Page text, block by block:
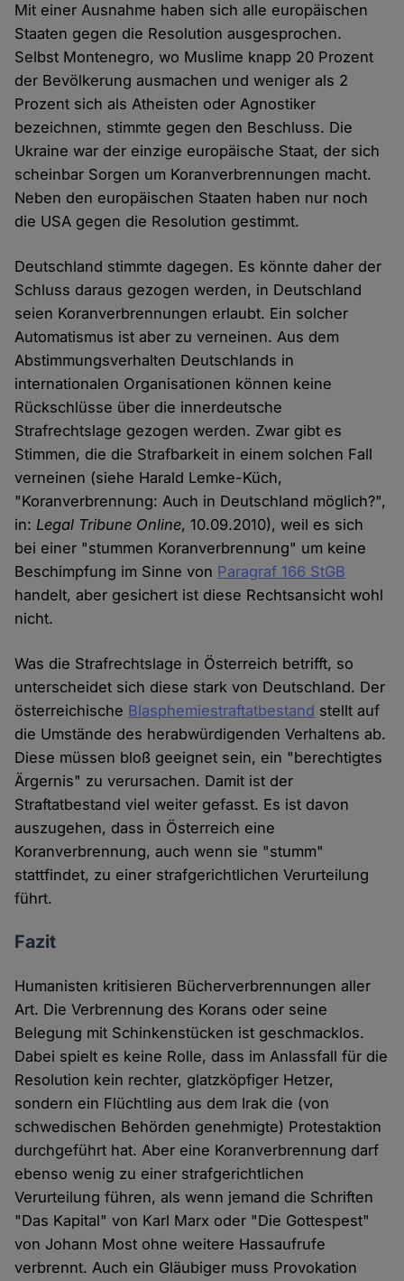
Mit einer Ausnahme haben sich alle europäischen
Staaten gegen die Resolution ausgesprochen.
Selbst Montenegro, wo Muslime knapp 20 Prozent
der Bevölkerung ausmachen und weniger als 2
Prozent sich als Atheisten oder Agnostiker
bezeichnen, stimmte gegen den Beschluss. Die
Ukraine war der einzige europäische Staat, der sich
scheinbar Sorgen um Koranverbrennungen macht.
Neben den europäischen Staaten haben nur noch
die USA gegen die Resolution gestimmt.
Deutschland stimmte dagegen. Es könnte daher der
Schluss daraus gezogen werden, in Deutschland
seien Koranverbrennungen erlaubt. Ein solcher
Automatismus ist aber zu verneinen. Aus dem
Abstimmungsverhalten Deutschlands in
internationalen Organisationen können keine
Rückschlüsse über die innerdeutsche
Strafrechtslage gezogen werden. Zwar gibt es
Stimmen, die die Strafbarkeit in einem solchen Fall
verneinen (siehe Harald Lemke-Küch,
"Koranverbrennung: Auch in Deutschland möglich?",
in:Legal Tribune Online, 10.09.2010), weil es sich
bei einer "stummen Koranverbrennung" um keine
Beschimpfung im Sinne von Paragraf 166 StGB
handelt, aber gesichert ist diese Rechtsansicht wohl
nicht.
Was die Strafrechtslage in Österreich betrifft, so
unterscheidet sich diese stark von Deutschland. Der
österreichische Blasphemiestraftatbestand stellt auf
die Umstände des herabwürdigenden Verhaltens ab.
Diese müssen bloß geeignet sein, ein "berechtigtes
Ärgernis" zu verursachen. Damit ist der
Straftatbestand viel weiter gefasst. Es ist davon
auszugehen, dass in Österreich eine
Koranverbrennung, auch wenn sie "stumm"
stattfindet, zu einer strafgerichtlichen Verurteilung
führt.
Fazit
Humanisten kritisieren Bücherverbrennungen aller
Art. Die Verbrennung des Korans oder seine
Belegung mit Schinkenstücken ist geschmacklos.
Dabei spielt es keine Rolle, dass im Anlassfall für die
Resolution kein rechter, glatzköpfiger Hetzer,
sondern ein Flüchtling aus dem Irak die (von
schwedischen Behörden genehmigte) Protestaktion
durchgeführt hat. Aber eine Koranverbrennung darf
ebenso wenig zu einer strafgerichtlichen
Verurteilung führen, als wenn jemand die Schriften
"Das Kapital" von Karl Marx oder "Die Gottespest"
von Johann Most ohne weitere Hassaufrufe
verbrennt. Auch ein Gläubiger muss Provokation